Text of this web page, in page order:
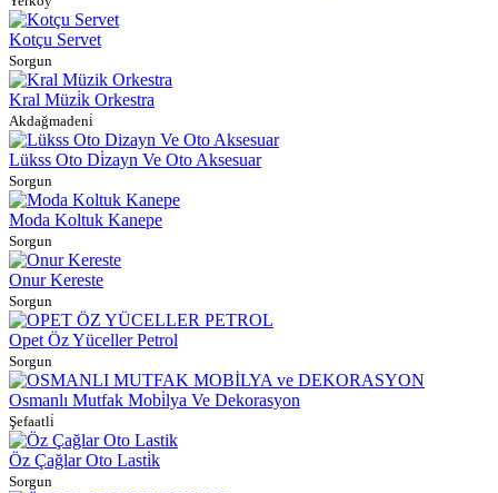
Kotçu Servet
Sorgun
Kral Müzi̇k Orkestra
Akdağmadeni̇
Lükss Oto Di̇zayn Ve Oto Aksesuar
Sorgun
Moda Koltuk Kanepe
Sorgun
Onur Kereste
Sorgun
Opet Öz Yüceller Petrol
Sorgun
Osmanlı Mutfak Mobi̇lya Ve Dekorasyon
Şefaatli̇
Öz Çağlar Oto Lasti̇k
Sorgun